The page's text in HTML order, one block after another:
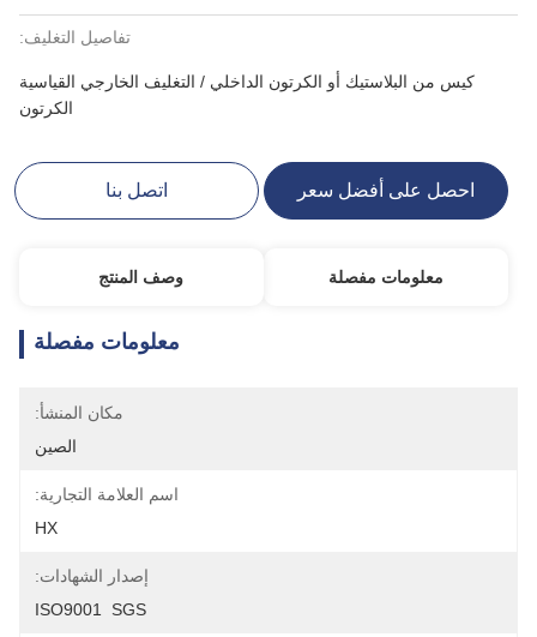
تفاصيل التغليف:
كيس من البلاستيك أو الكرتون الداخلي / التغليف الخارجي القياسية
الكرتون
احصل على أفضل سعر اتصل بنا
معلومات مفصلة وصف المنتج
معلومات مفصلة
مكان المنشأ:
الصين
اسم العلامة التجارية:
HX
إصدار الشهادات:
ISO9001  SGS